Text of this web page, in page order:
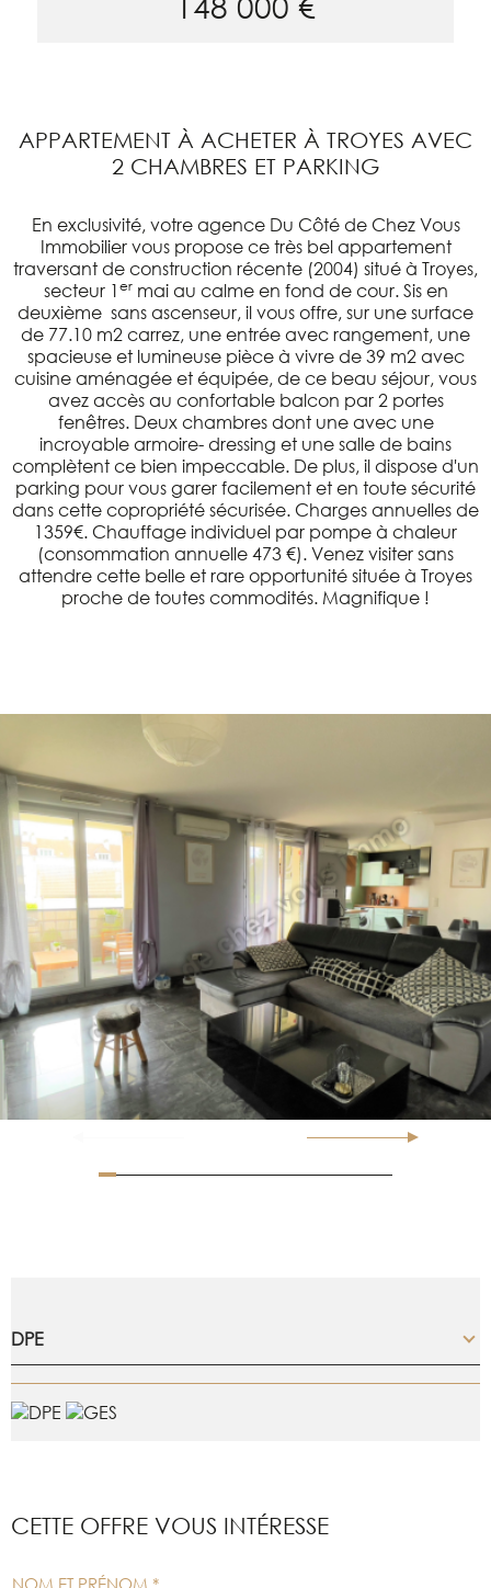
APPARTEMENT À ACHETER À TROYES AVEC
2 CHAMBRES ET PARKING
En exclusivité, votre agence Du Côté de Chez Vous
Immobilier vous propose ce très bel appartement
traversant de construction récente (2004) situé à Troyes,
secteur 1 ermai au calme en fond de cour. Sis en
deuxième sans ascenseur, il vous offre, sur une surface
de 77.10 m2 carrez, une entrée avec rangement, une
spacieuse et lumineuse pièce à vivre de 39 m2 avec
cuisine aménagée et équipée, de ce beau séjour, vous
avez accès au confortable balcon par 2 portes
fenêtres. Deux chambres dont une avec une
incroyable armoire- dressing et une salle de bains
complètent ce bien impeccable. De plus, il dispose d'un
parking pour vous garer facilement et en toute sécurité
dans cette copropriété sécurisée. Charges annuelles de
1359€. Chauffage individuel par pompe à chaleur
(consommation annuelle 473 €). Venez visiter sans
attendre cette belle et rare opportunité située à Troyes
proche de toutes commodités. Magnifique !
DPE
CETTE OFFRE VOUS INTÉRESSE
NOM ET PRÉNOM *